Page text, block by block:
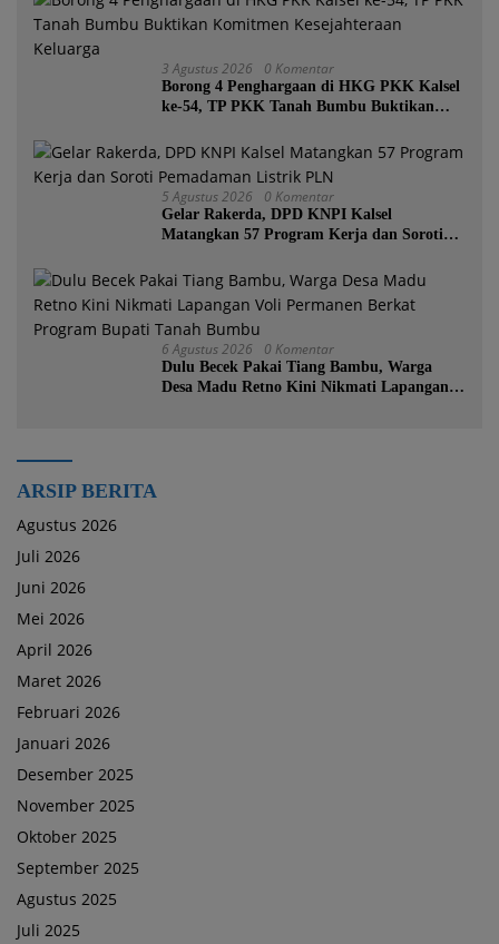
3 Agustus 2026 0 Komentar
Borong 4 Penghargaan di HKG PKK Kalsel
ke-54, TP PKK Tanah Bumbu Buktikan
5 Agustus 2026 0 Komentar
Gelar Rakerda, DPD KNPI Kalsel
Matangkan 57 Program Kerja dan Soroti
6 Agustus 2026 0 Komentar
Dulu Becek Pakai Tiang Bambu, Warga
Desa Madu Retno Kini Nikmati Lapangan
ARSIP BERITA
Agustus 2026
Juli 2026
Juni 2026
Mei 2026
April 2026
Maret 2026
Februari 2026
Januari 2026
Desember 2025
November 2025
Oktober 2025
September 2025
Agustus 2025
Juli 2025